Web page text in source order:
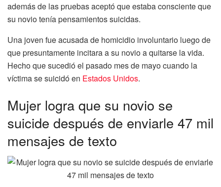
además de las pruebas aceptó que estaba consciente que
su novio tenía pensamientos suicidas.
Una joven fue acusada de homicidio involuntario luego de
que presuntamente incitara a su novio a quitarse la vida.
Hecho que sucedió el pasado mes de mayo cuando la
víctima se suicidó en Estados Unidos.
Mujer logra que su novio se
suicide después de enviarle 47 mil
mensajes de texto